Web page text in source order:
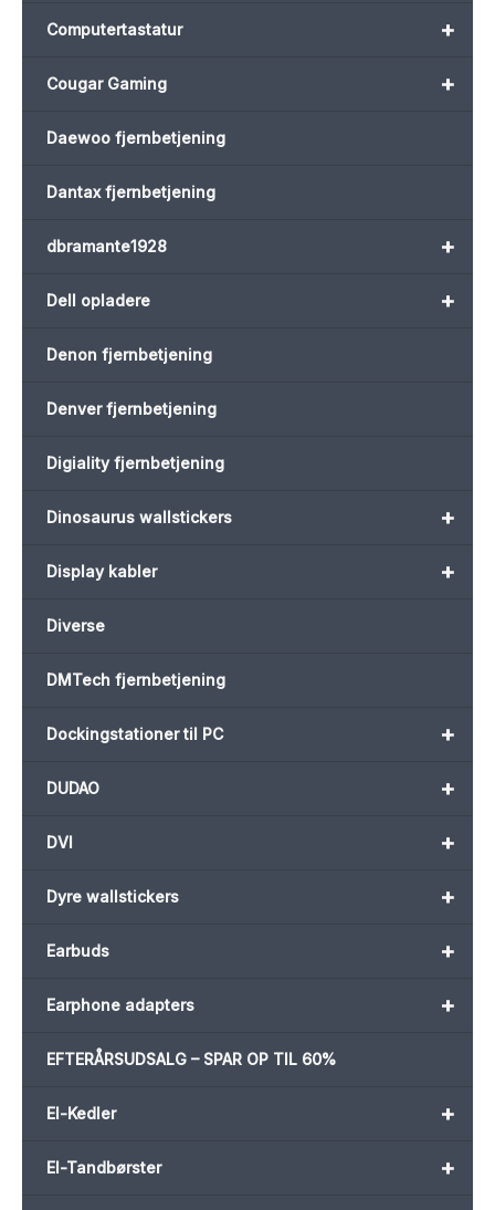
+
Computertastatur
+
Cougar Gaming
Daewoo fjernbetjening
Dantax fjernbetjening
+
dbramante1928
+
Dell opladere
Denon fjernbetjening
Denver fjernbetjening
Digiality fjernbetjening
+
Dinosaurus wallstickers
+
Display kabler
Diverse
DMTech fjernbetjening
+
Dockingstationer til PC
+
DUDAO
+
DVI
+
Dyre wallstickers
+
Earbuds
+
Earphone adapters
EFTERÅRSUDSALG – SPAR OP TIL 60%
+
El-Kedler
+
El-Tandbørster